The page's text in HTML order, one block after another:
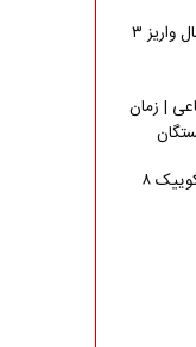
غافلگیری دارندگان سهام عدالت | احتمال واریز ۳
| زمان
قیمت کوییک جدید | قیمت این مدل کوییک ۸